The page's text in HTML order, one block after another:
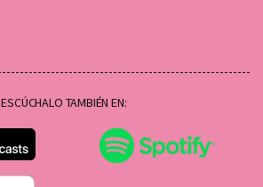
ESCÚCHALO TAMBIÉN EN: